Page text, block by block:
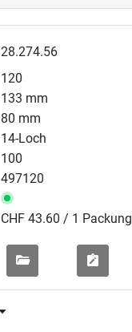
28.274.56
120
133 mm
80 mm
14-Loch
100
497120
CHF 43.60 / 1 Packung